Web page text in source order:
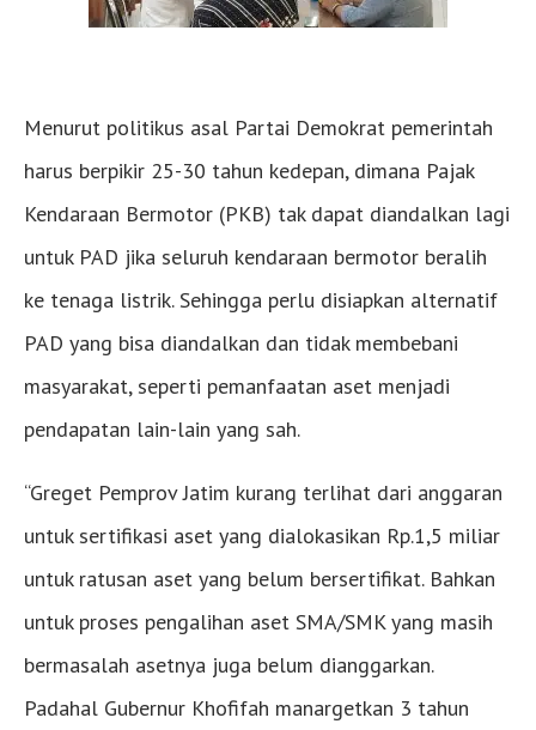
Menurut politikus asal Partai Demokrat pemerintah
harus berpikir 25-30 tahun kedepan, dimana Pajak
Kendaraan Bermotor (PKB) tak dapat diandalkan lagi
untuk PAD jika seluruh kendaraan bermotor beralih
ke tenaga listrik. Sehingga perlu disiapkan alternatif
PAD yang bisa diandalkan dan tidak membebani
masyarakat, seperti pemanfaatan aset menjadi
pendapatan lain-lain yang sah.
“Greget Pemprov Jatim kurang terlihat dari anggaran
untuk sertifikasi aset yang dialokasikan Rp.1,5 miliar
untuk ratusan aset yang belum bersertifikat. Bahkan
untuk proses pengalihan aset SMA/SMK yang masih
bermasalah asetnya juga belum dianggarkan.
Padahal Gubernur Khofifah manargetkan 3 tahun